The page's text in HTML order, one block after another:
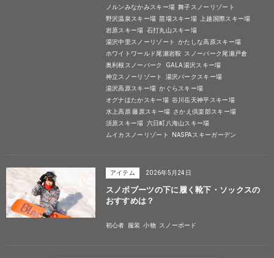
ノルンみなかみスキー場 舞子スノーリゾート
野沢温泉スキー場 苗場スキー場 上越国際スキー場
岩原スキー場 石打丸山スキー場
湯沢中里スノーリゾート
かたしな高原スキー場
ホワイトワールド尾瀬岩鞍 スノーパーク尾瀬戸倉
奥利根スノーパーク
GALA湯沢スキー場
神立スノーリゾート
湯沢パークスキー場
湯沢高原スキー場 かぐらスキー場
オグナほたかスキー場 谷川岳天神平スキー場
水上高原 藤原スキー場 さかえ倶楽部スキー場
須原スキー場 六日町八海山スキー場
ムイカスノーリゾート
NASPAスキーガーデン
アイテム 2026年5月24日
スノボブーツの下に履く靴下・ソックスの
おすすめは？
初心者 服装 小物 スノーボード